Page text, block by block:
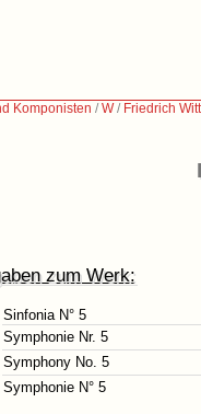
Komponisten /W/ Friedrich
zum Werk:
Sinfonia N° 5
Symphonie Nr. 5
Symphony No. 5
Symphonie N° 5